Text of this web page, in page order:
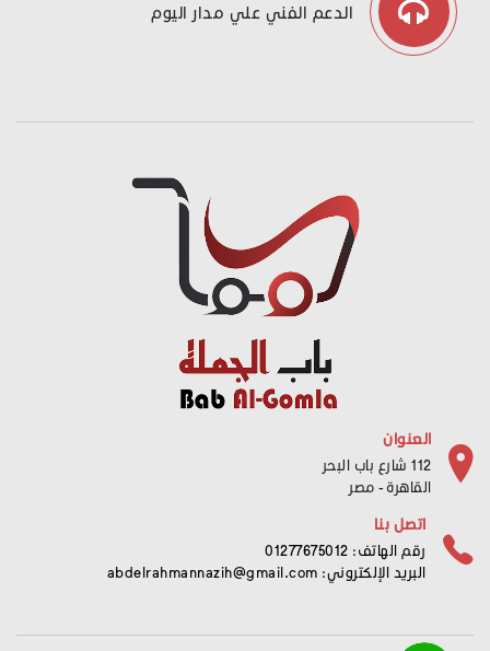
الدعم الفني علي مدار اليوم
العنوان
112 شارع باب البحر
القاهرة - مصر
اتصل بنا
رقم الهاتف: 01277675012
البريد الإلكتروني: abdelrahmannazih@gmail.com